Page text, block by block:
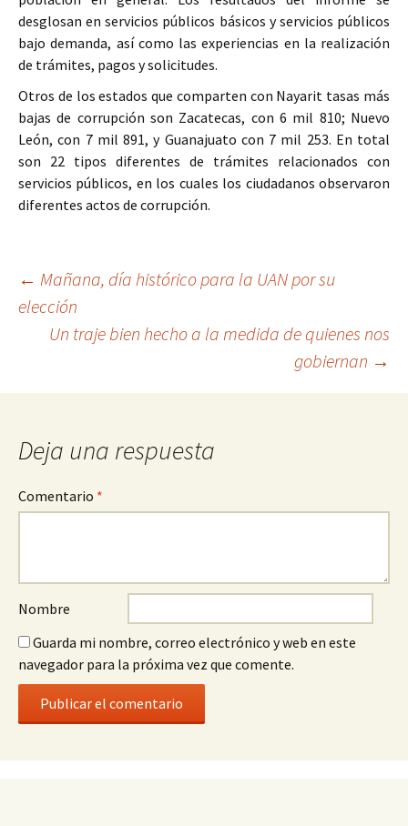
desglosan en servicios públicos básicos y servicios públicos
bajo demanda, así como las experiencias en la realización
de trámites, pagos y solicitudes.
Otros de los estados que comparten con Nayarit tasas más
bajas de corrupción son Zacatecas, con 6 mil 810; Nuevo
León, con 7 mil 891, y Guanajuato con 7 mil 253. En total
son 22 tipos diferentes de trámites relacionados con
servicios públicos, en los cuales los ciudadanos observaron
diferentes actos de corrupción.
entrada
← Mañana, día histórico para la UAN por su
elección
Un traje bien hecho a la medida de quienes nos
gobiernan →
Deja una respuesta
Comentario *
Nombre
Guarda mi nombre, correo electrónico y web en este
navegador para la próxima vez que comente.